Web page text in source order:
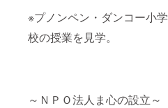
※プノンペン・ダンコー小学
校の授業を見学。
～ＮＰＯ法人ま心の設立～